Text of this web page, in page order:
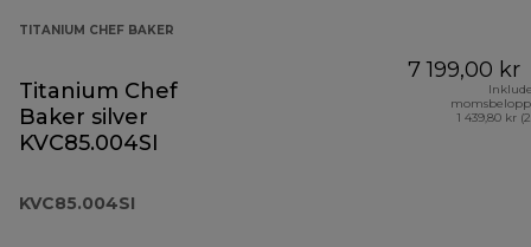
TITANIUM CHEF BAKER
Titanium Chef
Baker silver
KVC85.004SI
KVC85.004SI
7 199,00 kr
1 439,80 kr